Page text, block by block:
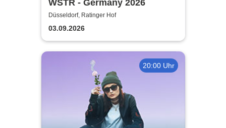
WSTR - Germany 2026
Düsseldorf, Ratinger Hof
03.09.2026
20:00 Uhr